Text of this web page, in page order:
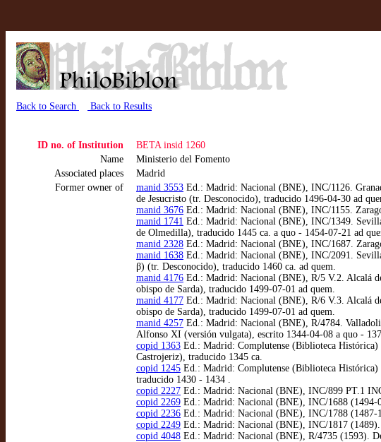
Back to Search Back to Results
ID no. of Institution
BETA insid 1260
Name
Ministerio del Fomento
Associated places
Madrid
Former owner of
manid 3553 Ed.: Madrid: Nacional (BNE), INC/1126.
de Jesucristo (tr. Desconocido), traducido 1496-04-30 ad
manid 3676 Ed.: Madrid: Nacional (BNE), INC/1155.
manid 1741 Ed.: Madrid: Nacional (BNE), INC/1349.
de Olmedilla), traducido 1445 ca. a quo - 1454-07-21 ad
manid 2328 Ed.: Madrid: Nacional (BNE), INC/1687.
manid 1638 Ed.: Madrid: Nacional (BNE), INC/2091.
β) (tr. Desconocido), traducido 1460 ca. ad quem.
manid 4176 Ed.: Madrid: Nacional (BNE), R/5 V.2. Alcalá
obispo de Sarda), traducido 1499-07-01 ad quem.
manid 4177 Ed.: Madrid: Nacional (BNE), R/6 V.3. Alcalá
obispo de Sarda), traducido 1499-07-01 ad quem.
manid 4257 Ed.: Madrid: Nacional (BNE), R/4784.
Alfonso XI (versión vulgata), escrito 1344-04-08 a quo -
copid 1363 Ed.: Madrid: Complutense (Biblioteca
Castrojeriz), traducido 1345 ca.
copid 1245 Ed.: Madrid: Complutense (Biblioteca Histórica)
traducido 1430 - 1434 .
copid 2227 Ed.: Madrid: Nacional (BNE), INC/899 PT.1
copid 2269 Ed.: Madrid: Nacional (BNE), INC/1688 (1494-
copid 2236 Ed.: Madrid: Nacional (BNE), INC/1788 (1487-
copid 2249 Ed.: Madrid: Nacional (BNE), INC/1817
copid 4048 Ed.: Madrid: Nacional (BNE), R/4735 (1593).